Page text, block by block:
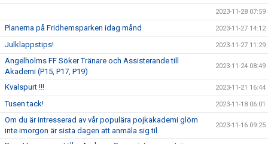
2023-11-28 07:59
Planerna på Fridhemsparken idag månd 2023-11-27 14:12
Julklappstips! 2023-11-27 11:29
Ängelholms FF Söker Tränare och Assisterande till
Akademi (P15, P17, P19)
2023-11-24 08:49
Kvalspurt !!! 2023-11-21 16:44
Tusen tack! 2023-11-18 06:01
Om du är intresserad av vår populära pojkakademi glöm
inte imorgon är sista dagen att anmäla sig til
2023-11-16 09:25